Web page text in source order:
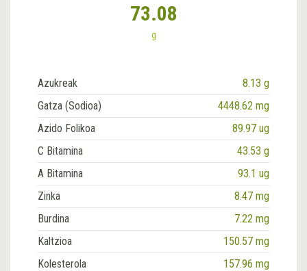
73.08
g
Azukreak
8.13 g
Gatza (Sodioa)
4448.62 mg
Azido Folikoa
89.97 ug
C Bitamina
43.53 g
A Bitamina
93.1 ug
Zinka
8.47 mg
Burdina
7.22 mg
Kaltzioa
150.57 mg
Kolesterola
157.96 mg